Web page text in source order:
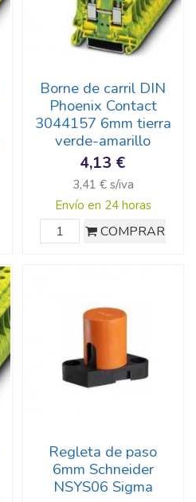
Borne de carril DIN
Phoenix Contact
3044157 6mm tierra
verde-amarillo
4,13 €
3,41 € s/iva
Envío en 24 horas
COMPRAR
Regleta de paso
6mm Schneider
NSYS06 Sigma